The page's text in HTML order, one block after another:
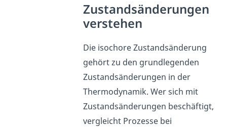
Zustandsänderungen
verstehen
Die isochore Zustandsänderung
gehört zu den grundlegenden
Zustandsänderungen in der
Thermodynamik. Wer sich mit
Zustandsänderungen beschäftigt,
vergleicht Prozesse bei